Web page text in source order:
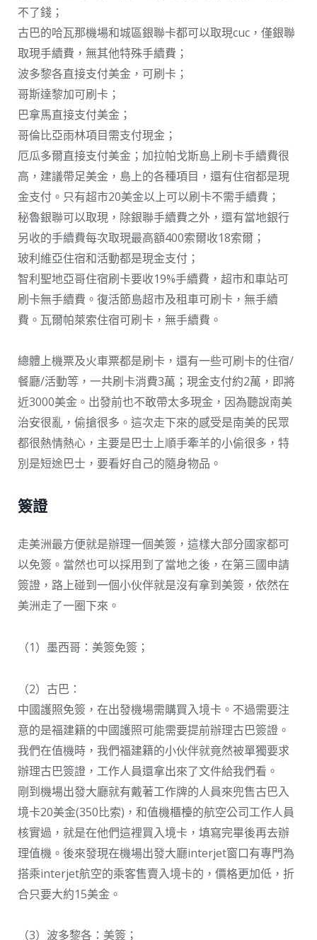
不了錢；
古巴的哈瓦那機場和城區銀聯卡都可以取現cuc，僅銀聯
取現手續費，無其他特殊手續費；
波多黎各直接支付美金，可刷卡；
哥斯達黎加可刷卡；
巴拿馬直接支付美金；
哥倫比亞雨林項目需支付現金；
厄瓜多爾直接支付美金；加拉帕戈斯島上刷卡手續費很
高，建議帶足美金，島上的各種項目，還有住宿都是現
金支付。只有超市20美金以上可以刷卡不需手續費；
秘魯銀聯可以取現，除銀聯手續費之外，還有當地銀行
另收的手續費每次取現最高額400索爾收18索爾；
玻利維亞住宿和活動都是現金支付；
智利聖地亞哥住宿刷卡要收19%手續費，超市和車站可
刷卡無手續費。復活節島超市及租車可刷卡，無手續
費。瓦爾帕萊索住宿可刷卡，無手續費。
總體上機票及火車票都是刷卡，還有一些可刷卡的住宿/
餐廳/活動等，一共刷卡消費3萬；現金支付約2萬，即將
近3000美金。出發前也不敢帶太多現金，因為聽說南美
治安很亂，偷搶很多。這次走下來的感受是南美的民眾
都很熱情熱心，主要是巴士上順手牽羊的小偷很多，特
別是短途巴士，要看好自己的隨身物品。
簽證
走美洲最方便就是辦理一個美簽，這樣大部分國家都可
以免簽。當然也可以採用到了當地之後，在第三國申請
簽證，路上碰到一個小伙伴就是沒有拿到美簽，依然在
美洲走了一圈下來。
（1）墨西哥：美簽免簽；
（2）古巴：
中國護照免簽，在出發機場需購買入境卡。不過需要注
意的是福建籍的中國護照可能需要提前辦理古巴簽證。
我們在值機時，我們福建籍的小伙伴就竟然被單獨要求
辦理古巴簽證，工作人員還拿出來了文件給我們看。
剛到機場出發大廳就有戴著工作牌的人員來兜售古巴入
境卡20美金(350比索)，和值機櫃檯的航空公司工作人員
核實過，就是在他們這裡買入境卡，填寫完畢後再去辦
理值機。後來發現在機場出發大廳interjet窗口有專門為
搭乘interjet航空的乘客售賣入境卡的，價格更加低，折
合只要大約15美金。
（3）波多黎各：美簽；